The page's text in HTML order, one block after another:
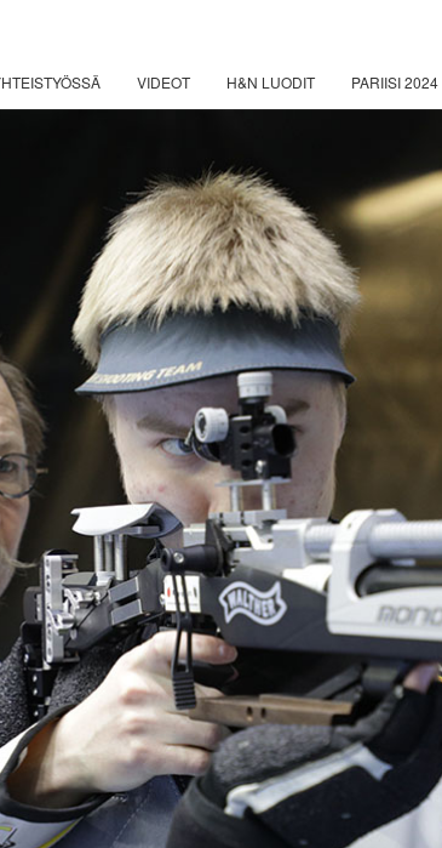
VIDEOT H&N LUODIT PARIISI 2024